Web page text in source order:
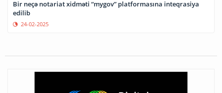
Bir neçə notariat xidməti “mygov” platformasına inteqrasiya
edilib
24-02-2025